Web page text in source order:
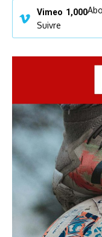
Vimeo 1,000
Suivre